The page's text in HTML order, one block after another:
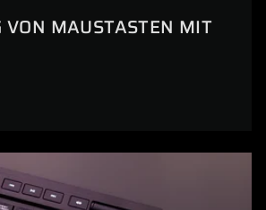
VON MAUSTASTEN MIT